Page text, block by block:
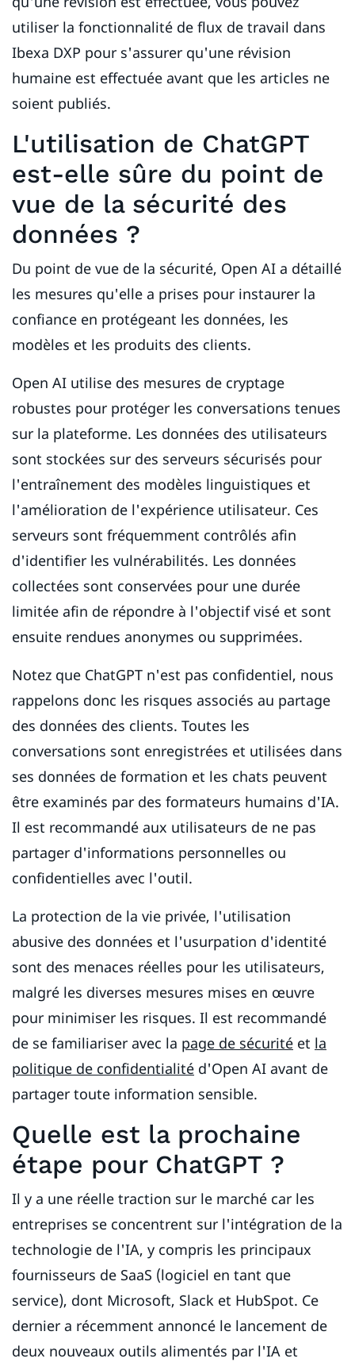
utiliser la fonctionnalité de flux de travail dans
Ibexa DXP pour s'assurer qu'une révision
humaine est effectuée avant que les articles ne
soient publiés.
L'utilisation de ChatGPT
est-elle sûre du point de
vue de la sécurité des
données ?
Du point de vue de la sécurité, Open AI a détaillé
les mesures qu'elle a prises pour instaurer la
confiance en protégeant les données, les
modèles et les produits des clients.
Open AI utilise des mesures de cryptage
robustes pour protéger les conversations tenues
sur la plateforme. Les données des utilisateurs
sont stockées sur des serveurs sécurisés pour
l'entraînement des modèles linguistiques et
l'amélioration de l'expérience utilisateur. Ces
serveurs sont fréquemment contrôlés afin
d'identifier les vulnérabilités. Les données
collectées sont conservées pour une durée
limitée afin de répondre à l'objectif visé et sont
ensuite rendues anonymes ou supprimées.
Notez que ChatGPT n'est pas confidentiel, nous
rappelons donc les risques associés au partage
des données des clients. Toutes les
conversations sont enregistrées et utilisées dans
ses données de formation et les chats peuvent
être examinés par des formateurs humains d'IA.
Il est recommandé aux utilisateurs de ne pas
partager d'informations personnelles ou
confidentielles avec l'outil.
La protection de la vie privée, l'utilisation
abusive des données et l'usurpation d'identité
sont des menaces réelles pour les utilisateurs,
malgré les diverses mesures mises en œuvre
pour minimiser les risques. Il est recommandé
de se familiariser avec la page de sécurité et la
politique de confidentialité d'Open AI avant de
partager toute information sensible.
Quelle est la prochaine
étape pour ChatGPT ?
Il y a une réelle traction sur le marché car les
entreprises se concentrent sur l'intégration de la
technologie de l'IA, y compris les principaux
fournisseurs de SaaS (logiciel en tant que
service), dont Microsoft, Slack et HubSpot. Ce
dernier a récemment annoncé le lancement de
deux nouveaux outils alimentés par l'IA et